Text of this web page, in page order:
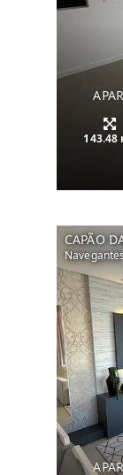
143.48
CAPÃO
Navegantes